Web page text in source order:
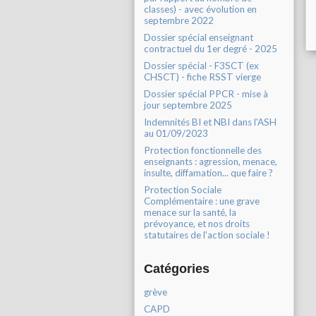
classes) - avec évolution en
septembre 2022
Dossier spécial enseignant
contractuel du 1er degré - 2025
Dossier spécial - F3SCT (ex
CHSCT) - fiche RSST vierge
Dossier spécial PPCR - mise à
jour septembre 2025
Indemnités BI et NBI dans l'ASH
au 01/09/2023
Protection fonctionnelle des
enseignants : agression, menace,
insulte, diffamation... que faire ?
Protection Sociale
Complémentaire : une grave
menace sur la santé, la
prévoyance, et nos droits
statutaires de l'action sociale !
Catégories
grève
CAPD